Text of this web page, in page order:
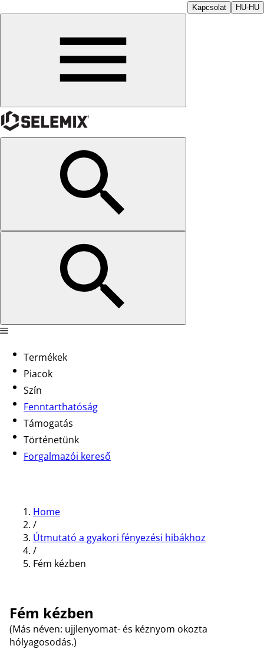
Kapcsolat HU-HU
Termékek
Piacok
Szín
Fenntarthatóság
Támogatás
Történetünk
Forgalmazói kereső
Home
/
Útmutató a gyakori fényezési hibákhoz
/
Fém kézben
Fém kézben
(Más néven: ujjlenyomat- és kéznyom okozta
hólyagosodás.)